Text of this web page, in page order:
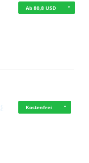
Ab 80,8 USD
Kostenfrei